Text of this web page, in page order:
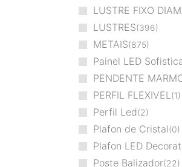
LUSTRE FIXO
LUSTRES 396
METAIS 875
Painel LED
PENDENTE
PERFIL FLEXIVEL 1
Perfil Led 2
Plafon de Cristal 0
Plafon LED
Poste Balizador 22